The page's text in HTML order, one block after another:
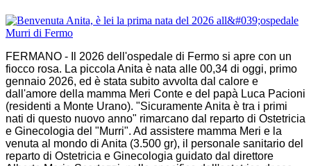
FERMANO - Il 2026 dell'ospedale di Fermo si apre con un
fiocco rosa. La piccola Anita è nata alle 00,34 di oggi, primo
gennaio 2026, ed è stata subito avvolta dal calore e
dall'amore della mamma Meri Conte e del papà Luca Pacioni
(residenti a Monte Urano). "Sicuramente Anita è tra i primi
nati di questo nuovo anno" rimarcano dal reparto di Ostetricia
e Ginecologia del "Murri". Ad assistere mamma Meri e la
venuta al mondo di Anita (3.500 gr), il personale sanitario del
reparto di Ostetricia e Ginecologia guidato dal direttore